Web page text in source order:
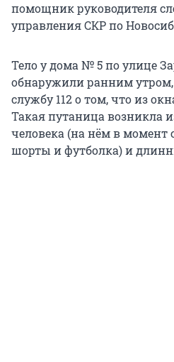
помощник руководителя
управления СКР по
Тело у дома № 5 по улице
обнаружили ранним
службу 112 о том, что из
Такая путаница возникла
человека (на нём в момент
шорты и футболка) и